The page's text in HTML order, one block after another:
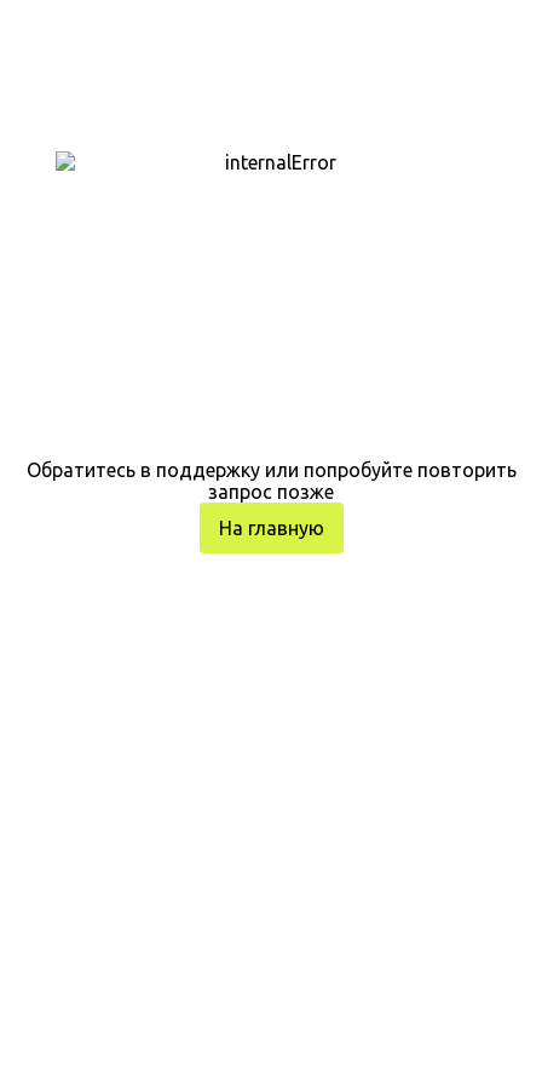
Обратитесь в поддержку или попробуйте повторить
запрос позже
На главную